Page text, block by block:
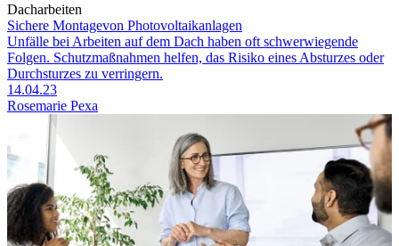
Dacharbeiten
Sichere Montagevon Photovoltaikanlagen
Unfälle bei Arbeiten auf dem Dach haben oft schwerwiegende
Folgen. Schutzmaßnahmen helfen, das Risiko eines Absturzes oder
Durchsturzes zu verringern.
14.04.23
Rosemarie Pexa